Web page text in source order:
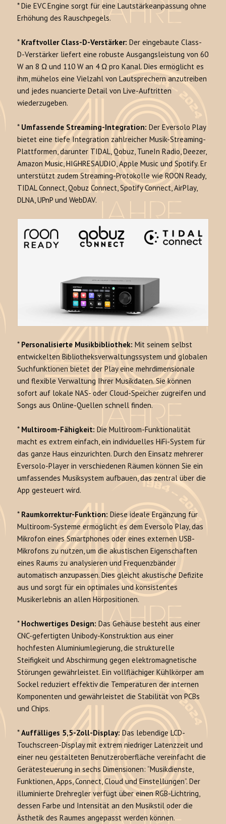
* Die EVC Engine sorgt für eine Lautstärkeanpassung ohne
Erhöhung des Rauschpegels.
* Kraftvoller Class-D-Verstärker: Der eingebaute Class-
D-Verstärker liefert eine robuste Ausgangsleistung von 60
W an 8 Ω und 110 W an 4 Ω pro Kanal. Dies ermöglicht es
ihm, mühelos eine Vielzahl von Lautsprechern anzutreiben
und jedes nuancierte Detail von Live-Auftritten
wiederzugeben.
* Umfassende Streaming-Integration: Der Eversolo Play
bietet eine tiefe Integration zahlreicher Musik-Streaming-
Plattformen, darunter TIDAL, Qobuz, TuneIn Radio, Deezer,
Amazon Music, HIGHRESAUDIO, Apple Music und Spotify. Er
unterstützt zudem Streaming-Protokolle wie ROON Ready,
TIDAL Connect, Qobuz Connect, Spotify Connect, AirPlay,
DLNA, UPnP und WebDAV.
* Personalisierte Musikbibliothek: Mit seinem selbst
entwickelten Bibliotheksverwaltungssystem und globalen
Suchfunktionen bietet der Play eine mehrdimensionale
und flexible Verwaltung Ihrer Musikdaten. Sie können
sofort auf lokale NAS- oder Cloud-Speicher zugreifen und
Songs aus Online-Quellen schnell finden.
* Multiroom-Fähigkeit: Die Multiroom-Funktionalität
macht es extrem einfach, ein individuelles HiFi-System für
das ganze Haus einzurichten. Durch den Einsatz mehrerer
Eversolo-Player in verschiedenen Räumen können Sie ein
umfassendes Musiksystem aufbauen, das zentral über die
App gesteuert wird.
* Raumkorrektur-Funktion: Diese ideale Ergänzung für
Multiroom-Systeme ermöglicht es dem Eversolo Play, das
Mikrofon eines Smartphones oder eines externen USB-
Mikrofons zu nutzen, um die akustischen Eigenschaften
eines Raums zu analysieren und Frequenzbänder
automatisch anzupassen. Dies gleicht akustische Defizite
aus und sorgt für ein optimales und konsistentes
Musikerlebnis an allen Hörpositionen.
* Hochwertiges Design: Das Gehäuse besteht aus einer
CNC-gefertigten Unibody-Konstruktion aus einer
hochfesten Aluminiumlegierung, die strukturelle
Steifigkeit und Abschirmung gegen elektromagnetische
Störungen gewährleistet. Ein vollflächiger Kühlkörper am
Sockel reduziert effektiv die Temperaturen der internen
Komponenten und gewährleistet die Stabilität von PCBs
und Chips.
*Auffälliges 5,5-Zoll-Display: Das lebendige LCD-
Touchscreen-Display mit extrem niedriger Latenzzeit und
einer neu gestalteten Benutzeroberfläche vereinfacht die
Gerätesteuerung in sechs Dimensionen: “Musikdienste,
Funktionen, Apps, Connect, Cloud und Einstellungen”. Der
illuminierte Drehregler verfügt über einen RGB-Lichtring,
dessen Farbe und Intensität an den Musikstil oder die
Ästhetik des Raumes angepasst werden können.